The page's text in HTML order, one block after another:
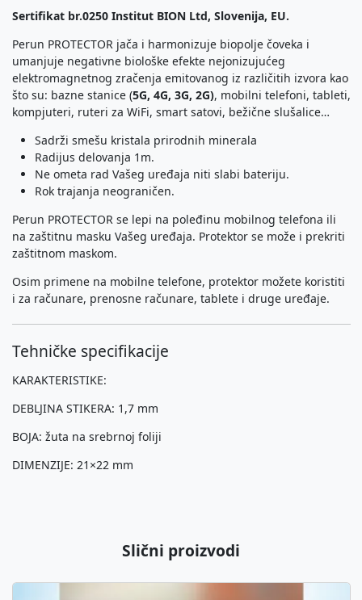
Sertifikat br.0250 Institut BION Ltd, Slovenija, EU.
Perun PROTECTOR jača i harmonizuje biopolje čoveka i
umanjuje negativne biološke efekte nejonizujućeg
elektromagnetnog zračenja emitovanog iz različitih izvora kao
što su: bazne stanice (5G, 4G, 3G, 2G), mobilni telefoni, tableti,
kompjuteri, ruteri za WiFi, smart satovi, bežične slušalice…
Sadrži smešu kristala prirodnih minerala
Radijus delovanja 1m.
Ne ometa rad Vašeg uređaja niti slabi bateriju.
Rok trajanja neograničen.
Perun PROTECTOR se lepi na poleđinu mobilnog telefona ili
na zaštitnu masku Vašeg uređaja. Protektor se može i prekriti
zaštitnom maskom.
Osim primene na mobilne telefone, protektor možete koristiti
i za računare, prenosne računare, tablete i druge uređaje.
Tehničke specifikacije
KARAKTERISTIKE:
DEBLJINA STIKERA: 1,7 mm
BOJA: žuta na srebrnoj foliji
DIMENZIJE: 21×22 mm
Slični proizvodi